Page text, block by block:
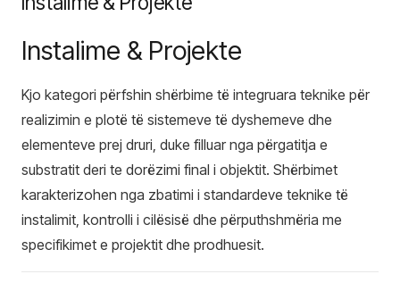
Instalime & Projekte
Kjo kategori përfshin shërbime të integruara teknike për
realizimin e plotë të sistemeve të dyshemeve dhe
elementeve prej druri, duke filluar nga përgatitja e
substratit deri te dorëzimi final i objektit. Shërbimet
karakterizohen nga zbatimi i standardeve teknike të
instalimit, kontrolli i cilësisë dhe përputhshmëria me
specifikimet e projektit dhe prodhuesit.